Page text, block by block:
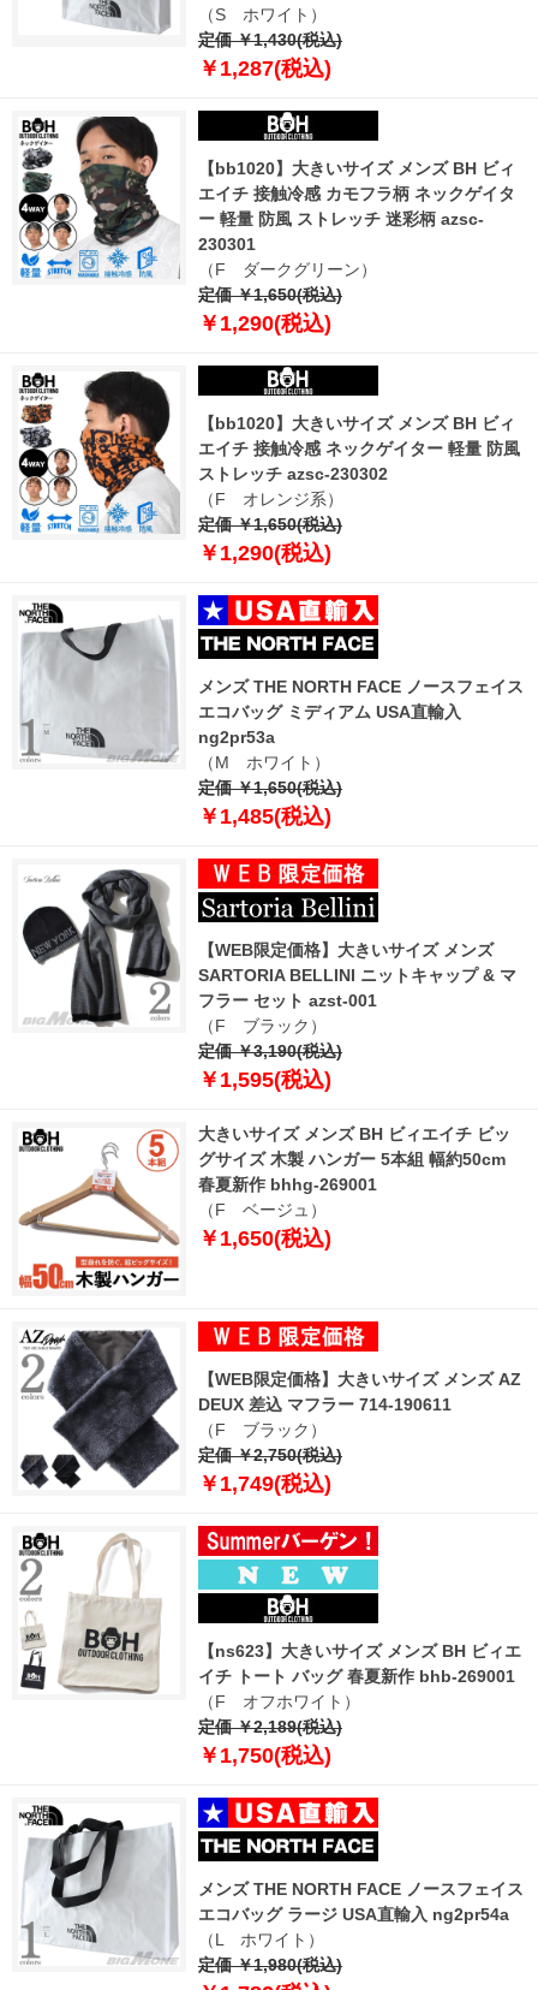
（S ホワイト）
定価 ￥1,430(税込)
￥1,287(税込)
【bb1020】大きいサイズ メンズ BH ビィ
エイチ 接触冷感 カモフラ柄 ネックゲイタ
ー 軽量 防風 ストレッチ 迷彩柄 azsc-
230301
（F ダークグリーン）
定価 ￥1,650(税込)
￥1,290(税込)
【bb1020】大きいサイズ メンズ BH ビィ
エイチ 接触冷感 ネックゲイター 軽量 防風
ストレッチ azsc-230302
（F オレンジ系）
定価 ￥1,650(税込)
￥1,290(税込)
メンズ THE NORTH FACE ノースフェイス
エコバッグ ミディアム USA直輸入
ng2pr53a
（M ホワイト）
定価 ￥1,650(税込)
￥1,485(税込)
【WEB限定価格】大きいサイズ メンズ
SARTORIA BELLINI ニットキャップ & マ
フラー セット azst-001
（F ブラック）
定価 ￥3,190(税込)
￥1,595(税込)
大きいサイズ メンズ BH ビィエイチ ビッ
グサイズ 木製 ハンガー 5本組 幅約50cm
春夏新作 bhhg-269001
（F ベージュ）
￥1,650(税込)
【WEB限定価格】大きいサイズ メンズ AZ
DEUX 差込 マフラー 714-190611
（F ブラック）
定価 ￥2,750(税込)
￥1,749(税込)
【ns623】大きいサイズ メンズ BH ビィエ
イチ トート バッグ 春夏新作 bhb-269001
（F オフホワイト）
定価 ￥2,189(税込)
￥1,750(税込)
メンズ THE NORTH FACE ノースフェイス
エコバッグ ラージ USA直輸入 ng2pr54a
（L ホワイト）
定価 ￥1,980(税込)